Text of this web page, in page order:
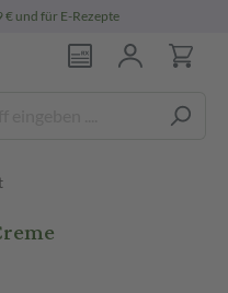
€ und für E-Rezepte